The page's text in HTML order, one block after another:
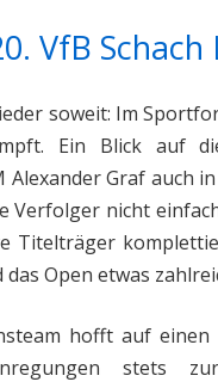
VfB
soweit: Im
Ein Blick auf
Graf auch
Verfolger nicht
Titelträger
Open etwas
hofft auf
stets